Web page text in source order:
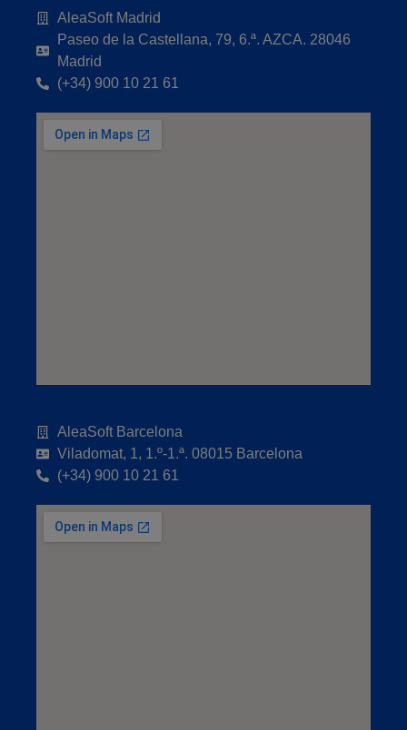
AleaSoft Madrid
Paseo de la Castellana, 79, 6.ª. AZCA. 28046
Madrid
(+34) 900 10 21 61
AleaSoft Barcelona
Viladomat, 1, 1.º-1.ª. 08015 Barcelona
(+34) 900 10 21 61